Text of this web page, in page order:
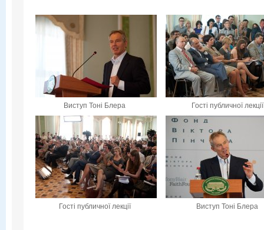
Виступ Тоні Блера Гості публичної лекції
Гості публичної лекції Виступ Тоні Блера